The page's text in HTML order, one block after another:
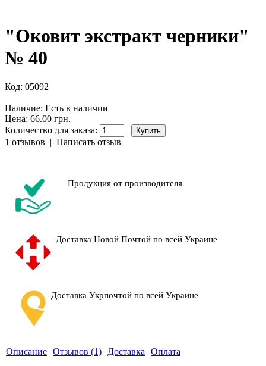
"Оковит экстракт черники"
№ 40
Код: 05092
Наличие: Есть в наличии
Цена: 66.00 грн.
Количество для заказа:
1 отзывов | Написать отзыв
Продукция от производителя
Доставка Новой Почтой по всей Украине
Доставка Укрпочтой по всей Украине
Описание Отзывов (1) Доставка
Оплата